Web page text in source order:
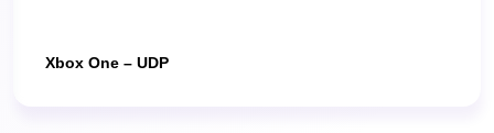
Xbox One – UDP